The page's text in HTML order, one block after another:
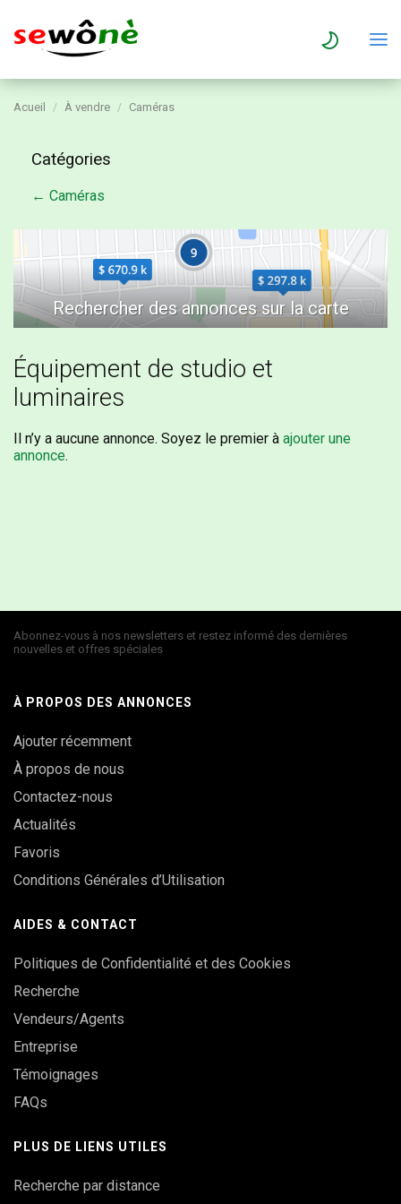
Acueil À vendre Caméras
Catégories
← Caméras
Équipement de studio et
luminaires
Il n’y a aucune annonce. Soyez le premier à ajouter une
annonce.
Abonnez-vous à nos newsletters et restez informé des dernières
nouvelles et offres spéciales
À PROPOS DES ANNONCES
Ajouter récemment
À propos de nous
Contactez-nous
Actualités
Favoris
Conditions Générales d’Utilisation
AIDES & CONTACT
Politiques de Confidentialité et des Cookies
Recherche
Vendeurs/Agents
Entreprise
Témoignages
FAQs
PLUS DE LIENS UTILES
Recherche par distance